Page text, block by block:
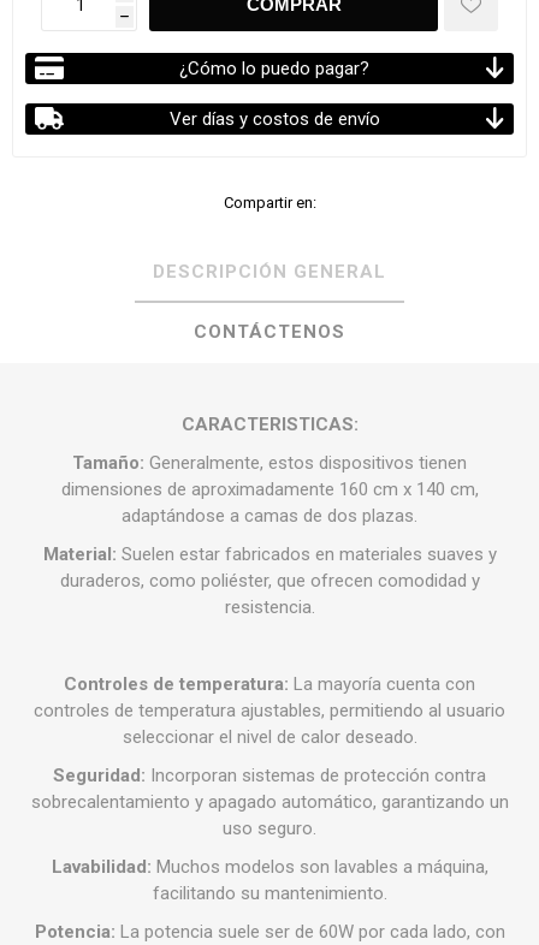
h
¿Cómo lo puedo pagar?
Ver días y costos de envío
Compartir en:
DESCRIPCIÓN GENERAL
CONTÁCTENOS
CARACTERISTICAS:
Tamaño: Generalmente, estos dispositivos tienen
dimensiones de aproximadamente 160 cm x 140 cm,
adaptándose a camas de dos plazas.
Material: Suelen estar fabricados en materiales suaves y
duraderos, como poliéster, que ofrecen comodidad y
resistencia.
Controles de temperatura: La mayoría cuenta con
controles de temperatura ajustables, permitiendo al usuario
seleccionar el nivel de calor deseado.
Seguridad: Incorporan sistemas de protección contra
sobrecalentamiento y apagado automático, garantizando un
uso seguro.
Lavabilidad: Muchos modelos son lavables a máquina,
facilitando su mantenimiento.
Potencia: La potencia suele ser de 60W por cada lado, con